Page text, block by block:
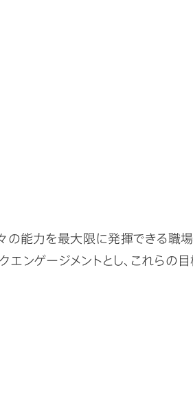
能力を最大限に発揮できる職
エンゲージメントとし、これら